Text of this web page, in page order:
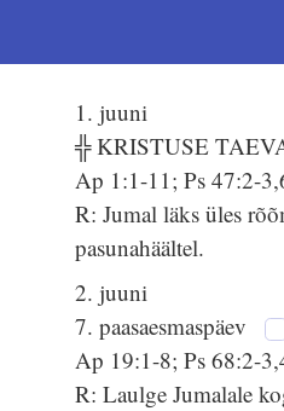
1. juuni
╬ KRISTUSE
Ap 1:1-11; Ps 47:2-
R: Jumal läks üles
pasunahäältel.
2. juuni
7. paasaesmaspäev
Ap 19:1-8; Ps 68:2-
R: Laulge Jumalale